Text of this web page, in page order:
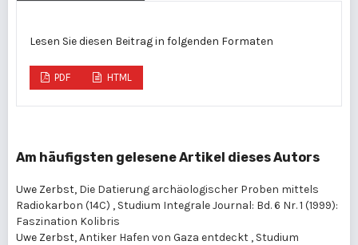
Lesen Sie diesen Beitrag in folgenden Formaten
PDF HTML
Am häufigsten gelesene Artikel dieses Autors
Uwe Zerbst, Die Datierung archäologischer Proben mittels
Radiokarbon (14C) , Studium Integrale Journal: Bd. 6 Nr. 1 (1999):
Faszination Kolibris
Uwe Zerbst,Antiker Hafen von Gaza entdeckt , Studium